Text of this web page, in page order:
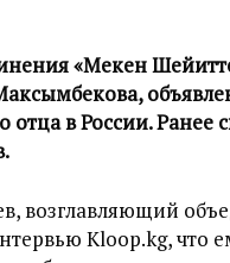
«Мекен
отца в России.
возглавляющий
Kloop.kg, что